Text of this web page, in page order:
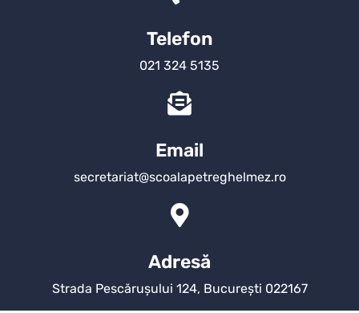
Telefon
021 324 5135
Email
secretariat@scoalapetreghelmez.ro
Adresă
Strada Pescărușului 124, București 022167